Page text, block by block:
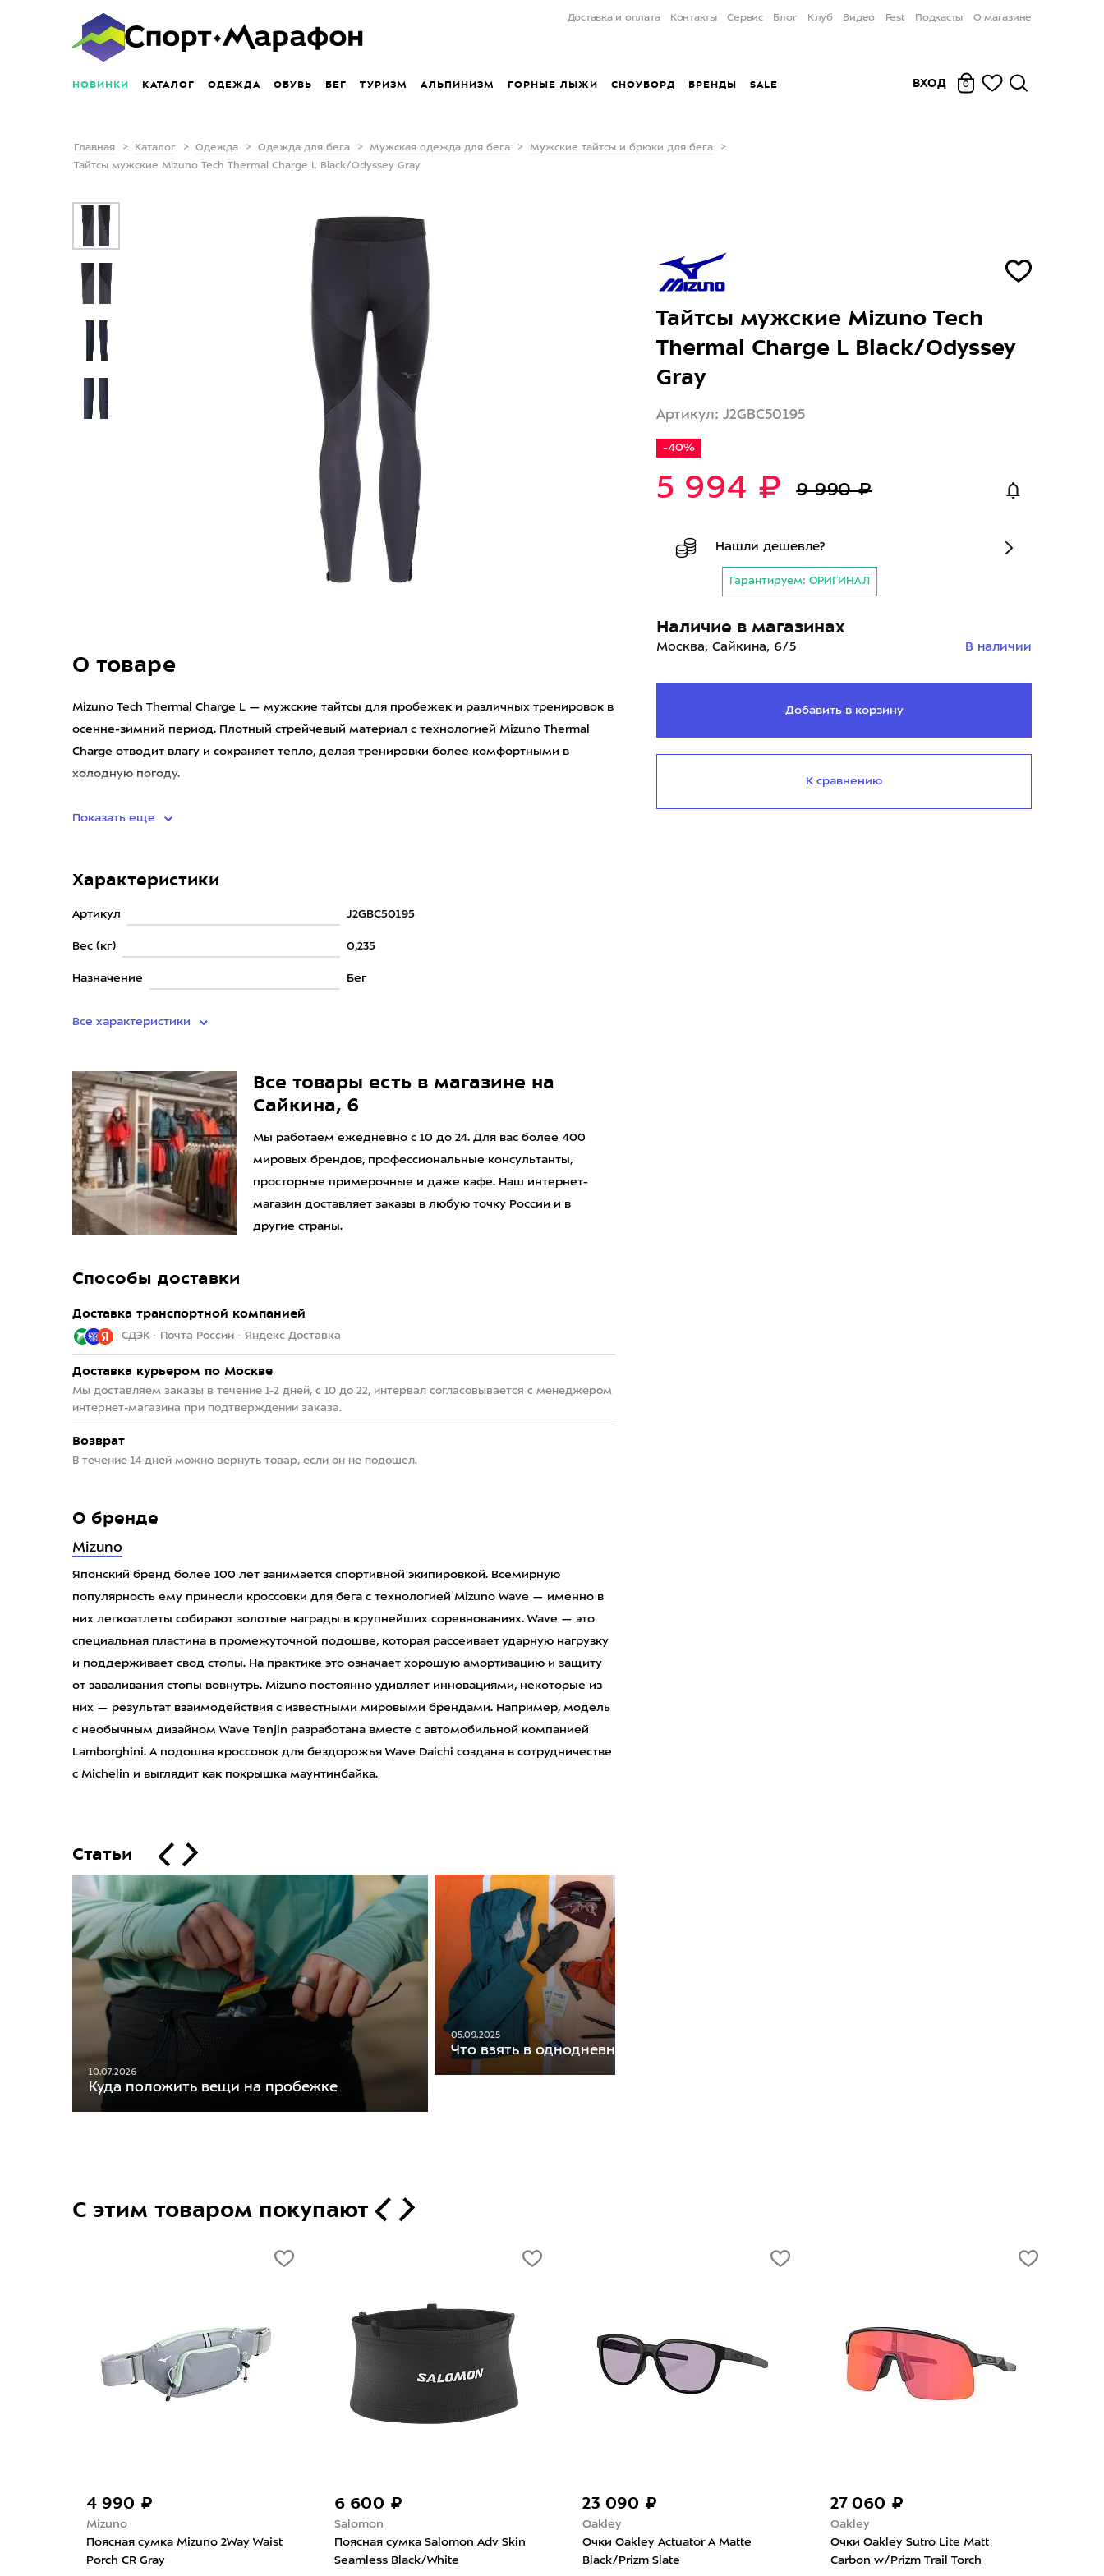
Доставка и оплата Контакты Сервис Блог Клуб Видео Fest Подкасты О магазине
НОВИНКИ КАТАЛОГ ОДЕЖДА ОБУВЬ БЕГ ТУРИЗМ АЛЬПИНИЗМ ГОРНЫЕ ЛЫЖИ СНОУБОРД БРЕНДЫ SALE ВХОД 0
Главная Каталог Одежда Одежда для бега Мужская одежда для бега
Мужские тайтсы и брюки для бега
Тайтсы мужские Mizuno Tech Thermal Charge L Black/Odyssey Gray
О товаре
Mizuno Tech Thermal Charge L — мужские тайтсы для пробежек и различных тренировок в
осенне-зимний период. Плотный стрейчевый материал с технологией Mizuno Thermal
Charge отводит влагу и сохраняет тепло, делая тренировки более комфортными в
холодную погоду.
Показать еще
Характеристики
Артикул J2GBC50195
Вес (кг) 0,235
Назначение Бег
Все характеристики
Все товары есть в магазине на
Сайкина, 6
Мы работаем ежедневно с 10 до 24. Для вас более 400
мировых брендов, профессиональные консультанты,
просторные примерочные и даже кафе. Наш интернет-
магазин доставляет заказы в любую точку России и в
другие страны.
Способы доставки
Доставка транспортной компанией
СДЭК · Почта России · Яндекс Доставка
Доставка курьером по Москве
Мы доставляем заказы в течение 1-2 дней, с 10 до 22, интервал согласовывается с менеджером
интернет-магазина при подтверждении заказа.
Возврат
В течение 14 дней можно вернуть товар, если он не подошел.
О бренде
Mizuno
Японский бренд более 100 лет занимается спортивной экипировкой. Всемирную
популярность ему принесли кроссовки для бега с технологией Mizuno Wave — именно в
них легкоатлеты собирают золотые награды в крупнейших соревнованиях. Wave — это
специальная пластина в промежуточной подошве, которая рассеивает ударную нагрузку
и поддерживает свод стопы. На практике это означает хорошую амортизацию и защиту
от заваливания стопы вовнутрь. Mizuno постоянно удивляет инновациями, некоторые из
них — результат взаимодействия с известными мировыми брендами. Например, модель
с необычным дизайном Wave Tenjin разработана вместе с автомобильной компанией
Lamborghini. А подошва кроссовок для бездорожья Wave Daichi создана в сотрудничестве
с Michelin и выглядит как покрышка маунтинбайка.
Статьи
10.07.2026
Куда положить вещи на пробежке
05.09.2025
Что взять в однодневный поход
Тайтсы мужские Mizuno Tech
Thermal Charge L Black/Odyssey
Gray
Артикул: J2GBC50195
-40%
5 994 ₽ 9 990 ₽
Нашли дешевле?
Гарантируем: ОРИГИНАЛ
Наличие в магазинах
Москва, Сайкина, 6/5 В наличии
Добавить в корзину
К сравнению
С этим товаром покупают
4 990 ₽
Mizuno
Поясная сумка Mizuno 2Way Waist
Porch CR Gray
6 600 ₽
Salomon
Поясная сумка Salomon Adv Skin
Seamless Black/White
23 090 ₽
Oakley
Очки Oakley Actuator A Matte
Black/Prizm Slate
27 060 ₽
Oakley
Очки Oakley Sutro Lite Matt
Carbon w/Prizm Trail Torch